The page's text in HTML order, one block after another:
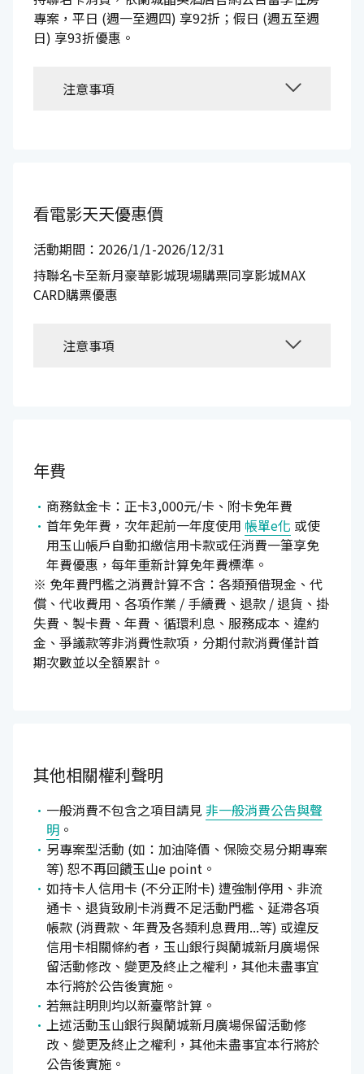
專案，平日 (週一至週四) 享92折；假日 (週五至週
日) 享93折優惠。
注意事項
看電影天天優惠價
活動期間：2026/1/1-2026/12/31
持聯名卡至新月豪華影城現場購票同享影城MAX
CARD購票優惠
注意事項
年費
商務鈦金卡：正卡3,000元/卡、附卡免年費
首年免年費，次年起前一年度使用 帳單e化 或使
用玉山帳戶自動扣繳信用卡款或任消費一筆享免
年費優惠，每年重新計算免年費標準。
※ 免年費門檻之消費計算不含：各類預借現金、代
償、代收費用、各項作業 / 手續費、退款 / 退貨、掛
失費、製卡費、年費、循環利息、服務成本、違約
金、爭議款等非消費性款項，分期付款消費僅計首
期次數並以全額累計。
其他相關權利聲明
一般消費不包含之項目請見 非一般消費公告與聲
明 。
另專案型活動 (如：加油降價、保險交易分期專案
等) 恕不再回饋玉山e point。
如持卡人信用卡 (不分正附卡) 遭強制停用、非流
通卡、退貨致刷卡消費不足活動門檻、延滯各項
帳款 (消費款、年費及各類利息費用...等) 或違反
信用卡相關條約者，玉山銀行與蘭城新月廣場保
留活動修改、變更及終止之權利，其他未盡事宜
本行將於公告後實施。
若無註明則均以新臺幣計算。
上述活動玉山銀行與蘭城新月廣場保留活動修
改、變更及終止之權利，其他未盡事宜本行將於
公告後實施。